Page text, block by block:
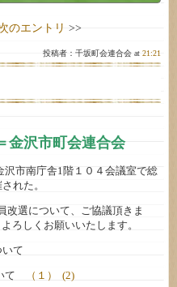
のエントリ >>
投稿者：千坂町会連合会 at21:21
金沢市町会連合会
市南庁舎1階１０４会議室で総
れた。
選について、ご協議頂きま
ろしくお願いいたします。
ついて
て （１） (2)